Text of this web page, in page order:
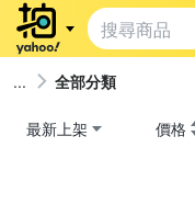
全部分類
最新上架 價格